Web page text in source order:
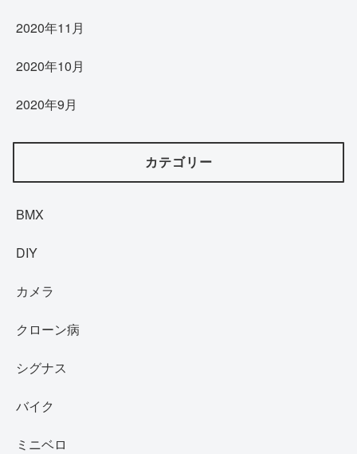
2020年11月
2020年10月
2020年9月
カテゴリー
BMX
DIY
カメラ
クローン病
シグナス
バイク
ミニベロ